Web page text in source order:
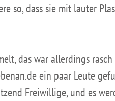
so, dass sie mit lauter
das war allerdings
ein paar Leute
Freiwillige, und es